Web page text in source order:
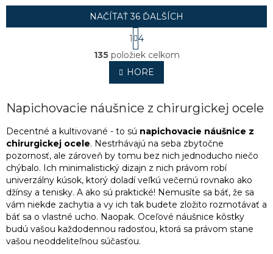
O
v
l
á
a
i
e
p
r
v
k
y
v
ý
p
i
NAČÍTAŤ 36 ĎALŠÍCH
S
t
r
á
n
k
v
a
n
i
e
1
4
135položiek celkom
HORE
Napichovacie náušnice z chirurgickej ocele
Decentné a kultivované - to sú napichovacie náušnice z
chirurgickej ocele. Nestrhávajú na seba zbytočne
pozornosť, ale zároveň by tomu bez nich jednoducho niečo
chýbalo. Ich minimalistický dizajn z nich právom robí
univerzálny kúsok, ktorý doladí veľkú večernú rovnako ako
džínsy a tenisky. A ako sú praktické! Nemusíte sa báť, že sa
vám niekde zachytia a vy ich tak budete zložito rozmotávať a
báť sa o vlastné ucho. Naopak. Oceľové náušnice kôstky
budú vašou každodennou radosťou, ktorá sa právom stane
vašou neoddeliteľnou súčasťou.